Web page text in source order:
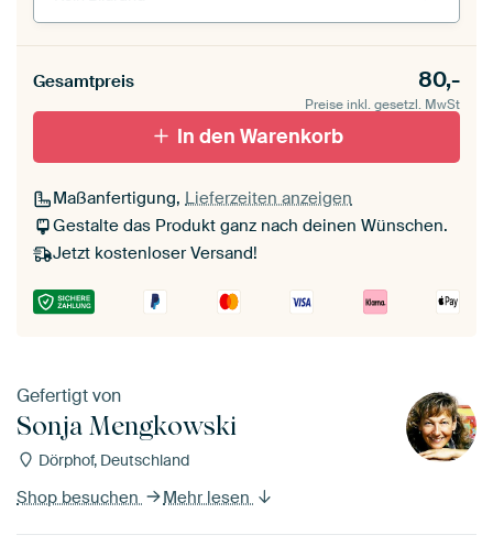
schwarz (Holzrahmen)
Ohne Passepartout
Gesamtpreis 80,-
Preise inkl. gesetzl. MwSt
In den Warenkorb
Maßanfertigung, Lieferzeiten anzeigen
Gestalte das Produkt ganz nach deinen Wünschen.
Jetzt kostenloser Versand!
Gefertigt von
Sonja Mengkowski
Dörphof, Deutschland
Shop besuchen Mehr lesen